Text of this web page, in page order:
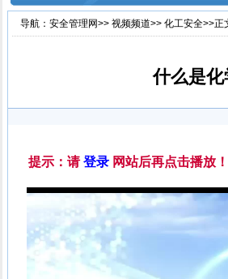
导航： 安全管理网>> 视频频道>> 化工安全>>正
什么是
提示：请登录 网站后再点击播放！